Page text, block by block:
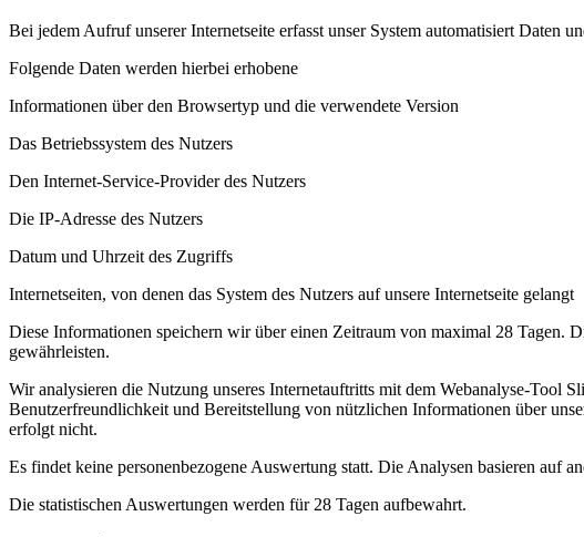
Bei jedem Aufruf unserer Internetseite erfasst unser System automatisiert Daten
Folgende Daten werden hierbei erhobene
Informationen über den Browsertyp und die verwendete Version
Das Betriebssystem des Nutzers
Den Internet-Service-Provider des Nutzers
Die IP-Adresse des Nutzers
Datum und Uhrzeit des Zugriffs
Internetseiten, von denen das System des Nutzers auf unsere Internetseite gelangt
Diese Informationen speichern wir über einen Zeitraum von maximal 28 Tagen.
gewährleisten.
Wir analysieren die Nutzung unseres Internetauftritts mit dem Webanalyse-Tool
Benutzerfreundlichkeit und Bereitstellung von nützlichen Informationen über
erfolgt nicht.
Es findet keine personenbezogene Auswertung statt. Die Analysen basieren auf
Die statistischen Auswertungen werden für 28 Tagen aufbewahrt.